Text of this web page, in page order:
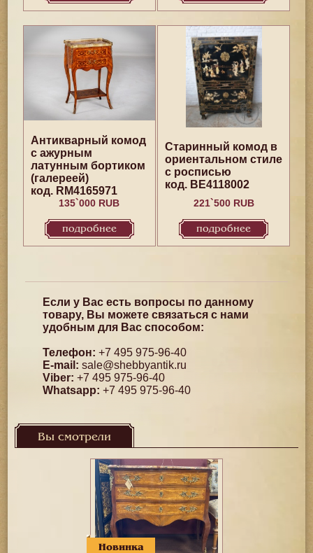
Антикварный комод
с ажурным
латунным бортиком
(галереей)
код. RM4165971
135`000 RUB
подробнее
Старинный комод в
ориентальном стиле
с росписью
код. BE4118002
221`500 RUB
подробнее
Если у Вас есть вопросы по данному
товару, Вы можете связаться с нами
удобным для Вас способом:
Телефон: +7 495 975-96-40
E-mail: sale@shebbyantik.ru
Viber: +7 495 975-96-40
Whatsapp: +7 495 975-96-40
Вы смотрели
Новинка